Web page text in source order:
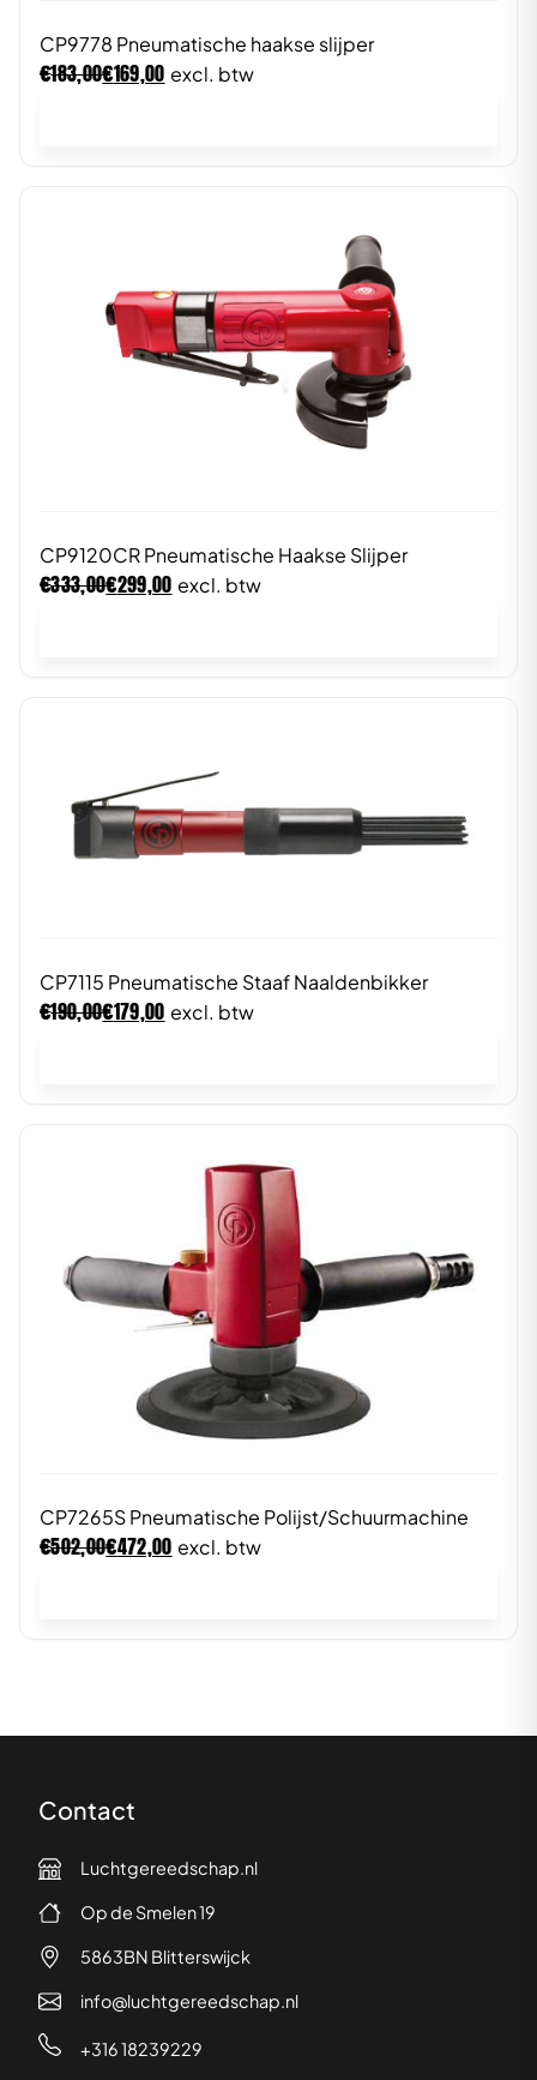
CP9778 Pneumatische haakse slijper
€183,00€169,00 excl. btw
CP9120CR Pneumatische Haakse Slijper
€333,00€299,00 excl. btw
CP7115 Pneumatische Staaf Naaldenbikker
€190,00€179,00 excl. btw
CP7265S Pneumatische Polijst/Schuurmachine
€502,00€472,00 excl. btw
Contact
Luchtgereedschap.nl
Op de Smelen 19
5863BN Blitterswijck
info@luchtgereedschap.nl
+316 18239229